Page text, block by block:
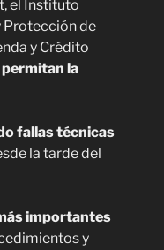
el Instituto
Protección de
y Crédito
la
fallas técnicas
la tarde del
importantes
y